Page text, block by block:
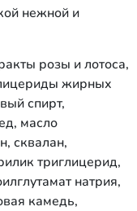
нежной и
розы и лотоса,
жирных
спирт,
масло
сквалан,
триглицерид,
натрия,
камедь,